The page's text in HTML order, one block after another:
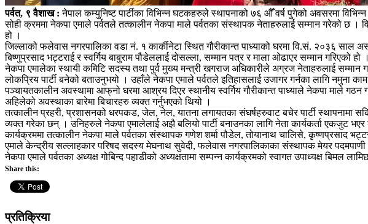
पर्वत, ९ वैशाख : नेपाल कम्युनिष्ट पार्टीका विभिन्न घटकहरुले स्थापनाको ७६ औँ वर्ष पुगेको अवसरमा
सोही क्रममा नेकपा एमाले पर्वतले तत्कालीन नेकपा माले पर्वतका संस्थापक नेताहरुलाई सम्मान गरेको छ ।
हो ।
जिल्लाको फलेवास नगरपालिका वडा नं. १ कार्कीनेटा स्थित गौरीकान्त पाध्याको घरमा वि.सं. २०३६
बिष्णुप्रसाद भट्टराई र स्वर्गिय बाबुराम पौडेललाई दोसल्ला, सम्मान पत्र र माला ओढाएर सम्मान गरिएको हो ।
नेकपा एमालेका स्थायी कमिटि सदस्य तथा पुर्व मुख्य मन्त्री खगराज अधिकारीले अग्रज नेताहरुलाई
लोकप्रिय पार्टी बनेको बताउनुभयो । उहाँले नेकपा एमाले पर्वतले इतिहासलाई उजागर गर्नका लागि नमुना
पञ्चायतकालीन अवस्थामा आफ्‌नो घरमा आश्रय दिएर स्थानीय स्वर्गिय गौरीकान्त पाध्याले नेकपा माले
अहिलेको अवस्थाका बारेमा बिचारहरु व्यक्त गर्नुभएको थियो ।
तत्कालीन प्रहरी, प्रशासनको धरपकड, जेल, नेल, यातना लगायतका संघर्षहरुवाट बचेर पार्टी
व्यक्त गरेका छन् । उनिहरुले नेकपा एमालेलाई अझै बलियो पार्टी बनाउनका लागि नेता कार्यकर्ता एकजुट
कार्यक्रममा तत्कालीन नेकपा माले पर्वतका संस्थापक गणेश शर्मा पौडेल, तोयानाथ चालिसे, कृष्णप्रसाद
एमाले केन्द्रीय सल्लाहकार परिषद सदस्य मेघनाथ सुवेदी, फलेवास नगरपालिकाका संस्थापक मेयर पदमपाणी
नेकपा एमाले पर्वतका अध्यक्ष गोबिन्द पहाडीको अध्यक्षतामा सम्पन्न कार्यक्रमको स्वागत उपाध्यक्ष बिमल
Share this:
प्रतिक्रिया